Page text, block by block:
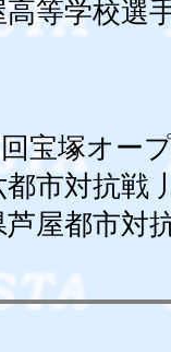
等学校選
宝塚オー
市対抗戦
屋都市対